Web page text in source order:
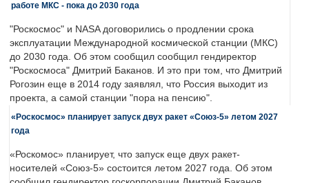
работе МКС - пока до 2030 года
"Роскосмос" и NASA договорились о продлении срока
эксплуатации Международной космической станции (МКС)
до 2030 года. Об этом сообщил сообщил гендиректор
"Роскосмоса" Дмитрий Баканов. И это при том, что Дмитрий
Рогозин еще в 2014 году заявлял, что Россия выходит из
проекта, а самой станции "пора на пенсию".
«Роскосмос» планирует запуск двух ракет «Союз-5» летом 2027
года
«Роскомос» планирует, что запуск еще двух ракет-
носителей «Союз-5» состоится летом 2027 года. Об этом